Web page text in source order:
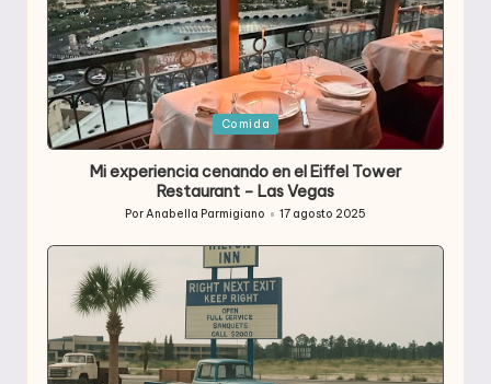
Publicada
en
Comida
Mi experiencia cenando en el Eiffel Tower
Restaurant – Las Vegas
Publicado
por
PorAnabella Parmigiano 17 agosto 2025